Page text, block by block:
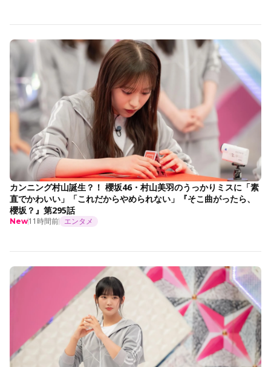
カンニング村山誕生？！ 櫻坂46・村山美羽のうっかりミスに「素
直でかわいい」「これだからやめられない」『そこ曲がったら、
櫻坂？』第295話
New11時間前 エンタメ